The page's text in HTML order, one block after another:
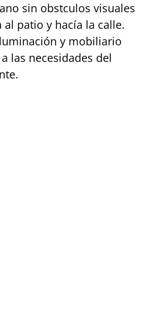
sin obstculos visuales
al patio y hacía la calle.
y mobiliario
las necesidades del